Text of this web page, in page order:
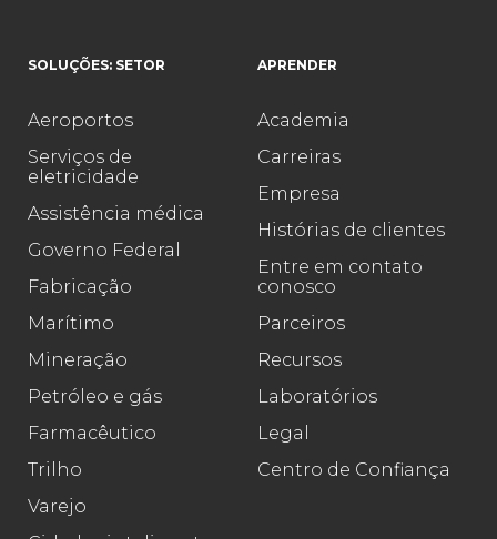
SOLUÇÕES: SETOR
Aeroportos
Serviços de
eletricidade
Assistência médica
Governo Federal
Fabricação
Marítimo
Mineração
Petróleo e gás
Farmacêutico
Trilho
Varejo
APRENDER
Academia
Carreiras
Empresa
Histórias de clientes
Entre em contato
conosco
Parceiros
Recursos
Laboratórios
Legal
Centro de Confiança